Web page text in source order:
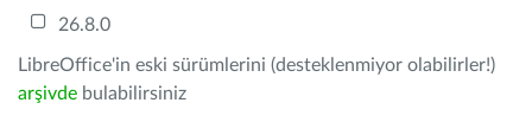
26.8.0
LibreOffice'in eski sürümlerini (desteklenmiyor olabilirler!)
arşivde bulabilirsiniz